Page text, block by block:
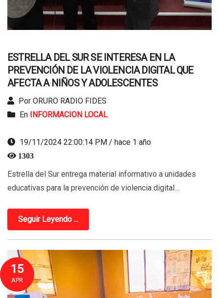
ESTRELLA DEL SUR SE INTERESA EN LA
PREVENCIÓN DE LA VIOLENCIA DIGITAL QUE
AFECTA A NIÑOS Y ADOLESCENTES
Por ORURO RADIO FIDES
En
INFORMACION LOCAL
19/11/2024 22:00:14 PM / hace 1 año
1303
Estrella del Sur entrega material informativo a unidades
educativas para la prevención de violencia digital....
Seguir Leyendo ...
15
APR